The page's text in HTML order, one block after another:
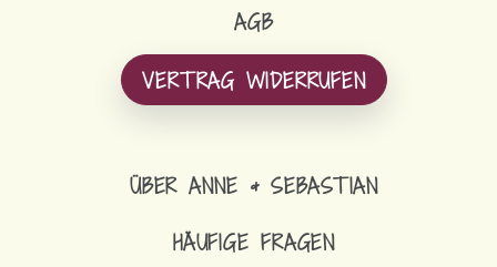
AGB
VERTRAG WIDERRUFEN
ÜBER ANNE & SEBASTIAN
HÄUFIGE FRAGEN